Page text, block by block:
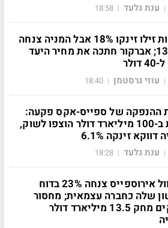
| ענת גלעד |
18:58
הכנסות זילו זינקו 18% אבל המניה צנחה
עד 13%; אברקור חתכה את מחיר היעד
| עוזי גרסטמן |
18:40
ההנפקה של ספייס-אקס פקעה:
מניות ב-100 מיליארד דולר הוצפו לשוק,
דווקא זינקה 6.1%
| ענת גלעד |
18:28
האניוול אירוספייס צנחה 23% בדוח
שלה כחברה עצמאית; מחסור
בחלקים מחק 13.5 מיליארד דולר